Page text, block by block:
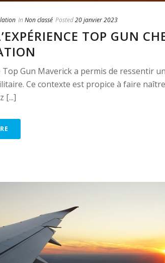
In Non classé Posted20 janvier 2023
TOP GUN
Top Gun Maverick a permis de ressentir
Ce contexte est propice à faire
[...]